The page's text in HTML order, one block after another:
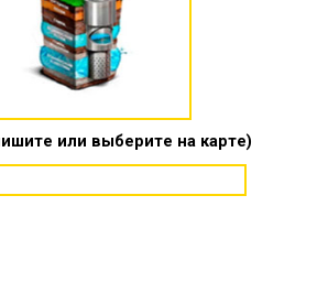
или выберите на карте)